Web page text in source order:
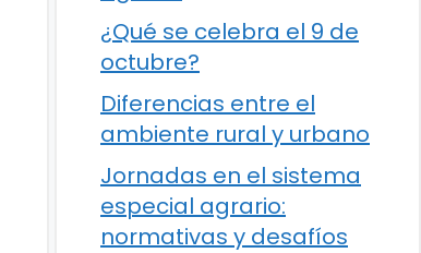
¿Qué se celebra el 9 de
octubre?
Diferencias entre el
ambiente rural y urbano
Jornadas en el sistema
especial agrario:
normativas y desafíos